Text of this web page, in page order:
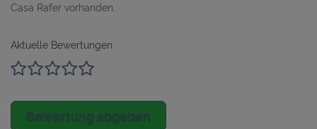
Casa Rafer vorhanden.
Aktuelle Bewertungen
Bewertung abgeben